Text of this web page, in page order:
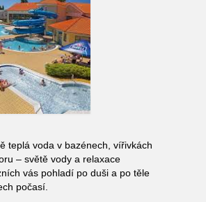
teplá voda v bazénech, vířivkách
– světě vody a relaxace
vás pohladí po duši a po těle
počasí.